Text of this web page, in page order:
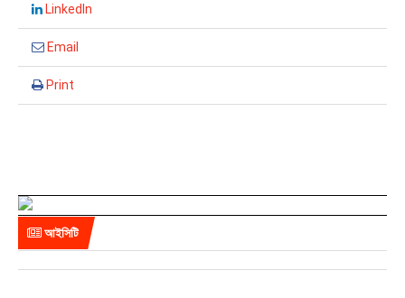
LinkedIn
Email
Print
আইসিটি